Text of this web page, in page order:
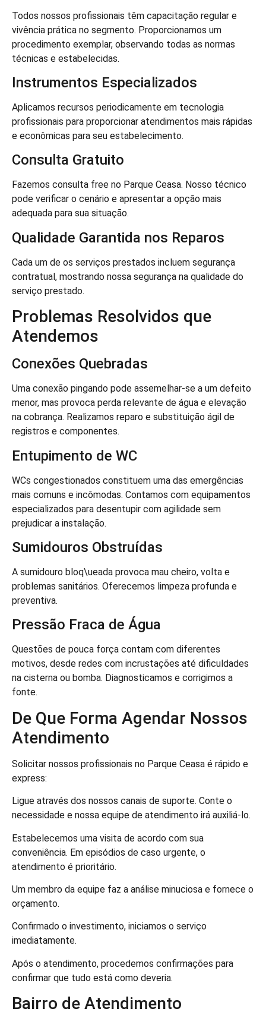
Todos nossos profissionais têm capacitação regular e
vivência prática no segmento. Proporcionamos um
procedimento exemplar, observando todas as normas
técnicas e estabelecidas.
Instrumentos Especializados
Aplicamos recursos periodicamente em tecnologia
profissionais para proporcionar atendimentos mais rápidas
e econômicas para seu estabelecimento.
Consulta Gratuito
Fazemos consulta free no Parque Ceasa. Nosso técnico
pode verificar o cenário e apresentar a opção mais
adequada para sua situação.
Qualidade Garantida nos Reparos
Cada um de os serviços prestados incluem segurança
contratual, mostrando nossa segurança na qualidade do
serviço prestado.
Problemas Resolvidos que
Atendemos
Conexões Quebradas
Uma conexão pingando pode assemelhar-se a um defeito
menor, mas provoca perda relevante de água e elevação
na cobrança. Realizamos reparo e substituição ágil de
registros e componentes.
Entupimento de WC
WCs congestionados constituem uma das emergências
mais comuns e incômodas. Contamos com equipamentos
especializados para desentupir com agilidade sem
prejudicar a instalação.
Sumidouros Obstruídas
A sumidouro bloq\ueada provoca mau cheiro, volta e
problemas sanitários. Oferecemos limpeza profunda e
preventiva.
Pressão Fraca de Água
Questões de pouca força contam com diferentes
motivos, desde redes com incrustações até dificuldades
na cisterna ou bomba. Diagnosticamos e corrigimos a
fonte.
De Que Forma Agendar Nossos
Atendimento
Solicitar nossos profissionais no Parque Ceasa é rápido e
express:
Ligue através dos nossos canais de suporte. Conte o
necessidade e nossa equipe de atendimento irá auxiliá-lo.
Estabelecemos uma visita de acordo com sua
conveniência. Em episódios de caso urgente, o
atendimento é prioritário.
Um membro da equipe faz a análise minuciosa e fornece o
orçamento.
Confirmado o investimento, iniciamos o serviço
imediatamente.
Após o atendimento, procedemos confirmações para
confirmar que tudo está como deveria.
Bairro de Atendimento